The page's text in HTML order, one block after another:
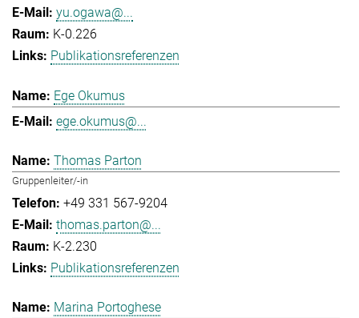
yu.ogawa@...
K-0.226
Publikationsreferenzen
Ege Okumus
ege.okumus@...
Thomas Parton
Gruppenleiter/-in
+49 331 567-9204
thomas.parton@...
K-2.230
Publikationsreferenzen
Marina Portoghese